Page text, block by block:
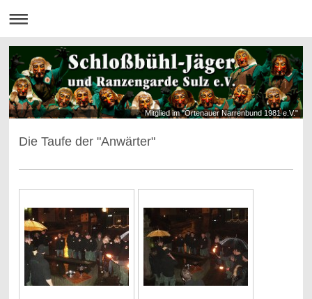
Mitglied im "Ortenauer Narrenbund 1981 e.V."
Die Taufe der "Anwärter"